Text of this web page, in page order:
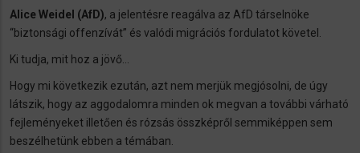
Alice Weidel (AfD), a jelentésre reagálva az AfD társelnöke
“biztonsági offenzívát” és valódi migrációs fordulatot követel.
Ki tudja, mit hoz a jövő…
Hogy mi következik ezután, azt nem merjük megjósolni, de úgy
látszik, hogy az aggodalomra minden ok megvan a további várható
fejleményeket illetően és rózsás összképről semmiképpen sem
beszélhetünk ebben a témában.